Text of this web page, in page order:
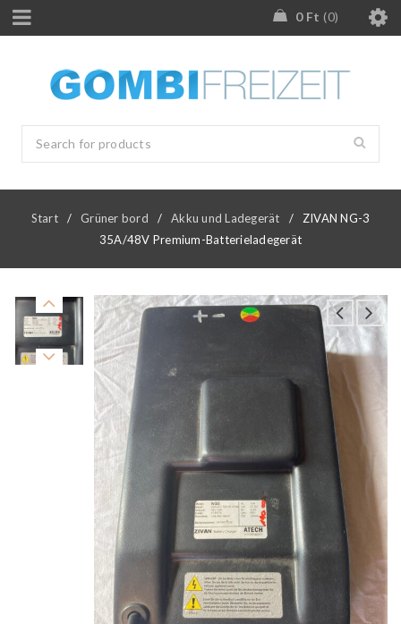
0 Ft 0
Start / Grüner bord / Akku und Ladegerät /
ZIVAN NG-3
35A/48V Premium-Batterieladegerät